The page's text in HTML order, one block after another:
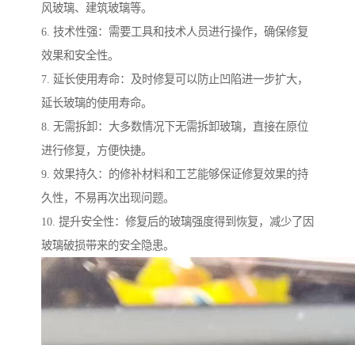
风玻璃、建筑玻璃等。
6. 技术性强：需要工具和技术人员进行操作，确保修复
效果和安全性。
7. 延长使用寿命：及时修复可以防止凹陷进一步扩大，
延长玻璃的使用寿命。
8. 无需拆卸：大多数情况下无需拆卸玻璃，直接在原位
进行修复，方便快捷。
9. 效果持久：的修补材料和工艺能够保证修复效果的持
久性，不易再次出现问题。
10. 提升安全性：修复后的玻璃强度得到恢复，减少了因
玻璃破损带来的安全隐患。